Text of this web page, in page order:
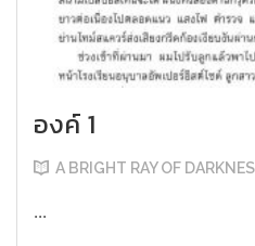
องค์ 1
A BRIGHT RAY OF
...